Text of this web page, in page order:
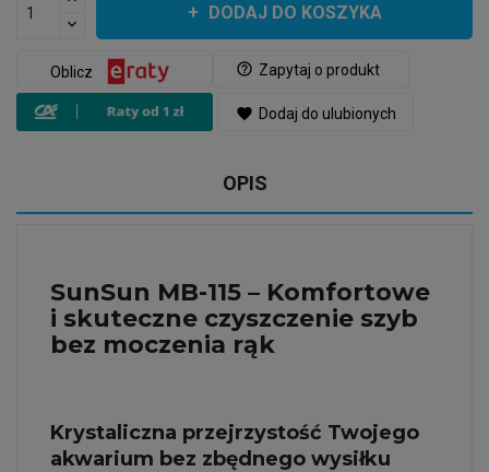
DODAJ DO KOSZYKA
help_outline Zapytaj o produkt
Oblicz
favorite Dodaj do ulubionych
OPIS
SunSun MB-115 – Komfortowe
i skuteczne czyszczenie szyb
bez moczenia rąk
Krystaliczna przejrzystość Twojego
akwarium bez zbędnego wysiłku